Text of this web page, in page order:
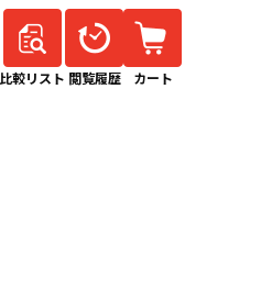
比較リスト 閲覧履歴 カート